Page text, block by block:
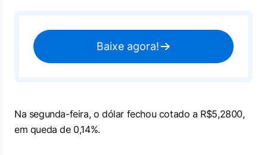
Baixe agora!
Na segunda-feira, o dólar fechou cotado a R$5,2800,
em queda de 0,14%.